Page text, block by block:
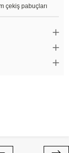
çekiş pabuçları